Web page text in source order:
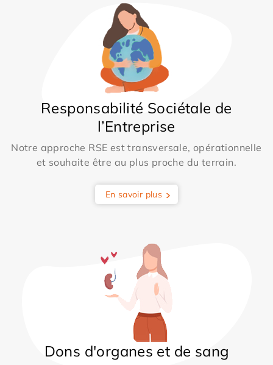
Responsabilité Sociétale de
l’Entreprise
Notre approche RSE est transversale, opérationnelle
et souhaite être au plus proche du terrain.
En savoir plus
Dons d'organes et de sang